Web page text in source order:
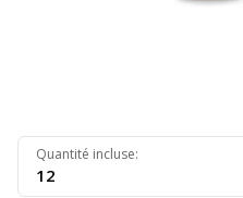
Quantité incluse:
12